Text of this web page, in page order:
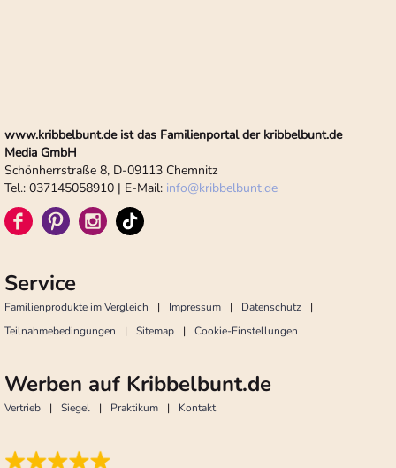
www.kribbelbunt.de ist das Familienportal der kribbelbunt.de
Media GmbH
Schönherrstraße 8, D-09113 Chemnitz
Tel.: 037145058910 | E-Mail: info@kribbelbunt.de
Service
Familienprodukte im Vergleich Impressum
Datenschutz
Teilnahmebedingungen
Sitemap Cookie-Einstellungen
Werben auf Kribbelbunt.de
Vertrieb Siegel Praktikum Kontakt